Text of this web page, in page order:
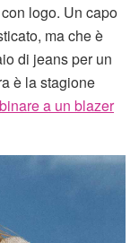
logo. Un capo
ma che è
di jeans per un
è la stagione
a un blazer